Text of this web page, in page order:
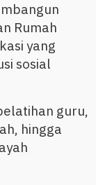
Rumah
yang
sosial
guru,
hingga